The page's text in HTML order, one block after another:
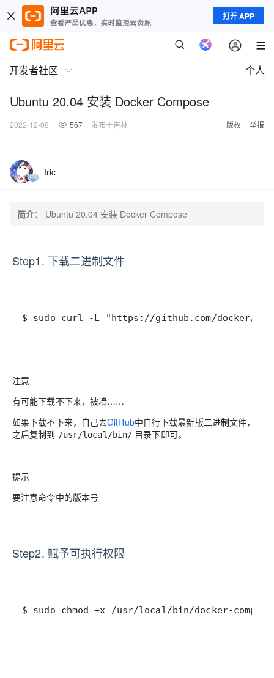
打开 APP
开发者社区 个人
Ubuntu 20.04 安装 Docker Compose
2022-12-08 567 发布于吉林 版权 举报
Iric
简介： Ubuntu 20.04 安装 Docker Compose
Step1. 下载二进制文件
$ sudo curl -L "https://github.com/docker/
注意
有可能下载不下来，被墙……
如果下载不下来，自己去GitHub中自行下载最新版二进制文件，
之后复制到 /usr/local/bin/ 目录下即可。
提示
要注意命令中的版本号
Step2. 赋予可执行权限
$ sudo chmod +x /usr/local/bin/docker-compose点